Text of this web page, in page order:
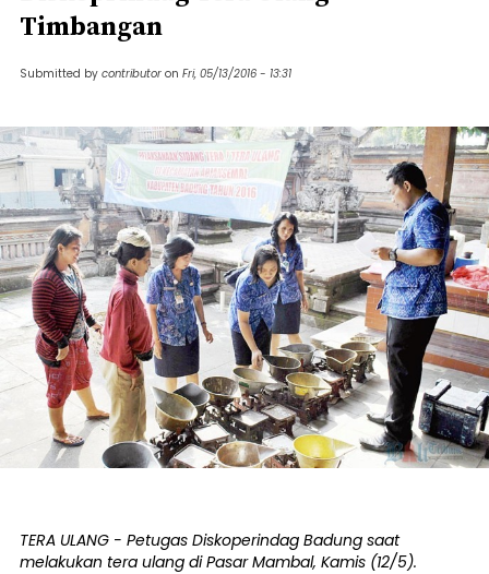
Timbangan
Submitted by contributor on Fri, 05/13/2016 - 13:31
TERA ULANG - Petugas Diskoperindag Badung saat
melakukan tera ulang di Pasar Mambal, Kamis (12/5).